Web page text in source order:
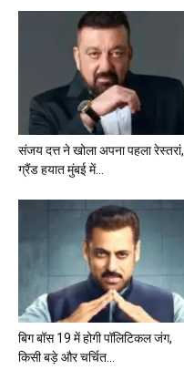
संजय दत्त ने खोला अपना पहला रेस्तरां,
ग्रैंड हयात मुंबई में...
बिग बॉस 19 में होगी पॉलिटिकल जंग,
किसी बड़े और चर्चित...